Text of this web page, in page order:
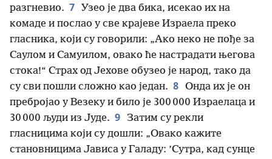
разгневио. 7
Узео је два бика, исекао их на
комаде и послао у све крајеве Израела преко
гласника, који су говорили: „Ако неко не пође за
Саулом и Самуилом, овако ће настрадати његова
стока!“ Страх од Јехове обузео је народ, тако да
су сви пошли сложно као један. 8 Онда их је он
пребројао у Везеку и било је 300 000 Израелаца и
30 000 људи из Јуде. 9 Затим су рекли
гласницима који су дошли: „Овако кажите
становницима Јависа у Галаду: ’Сутра, кад сунце